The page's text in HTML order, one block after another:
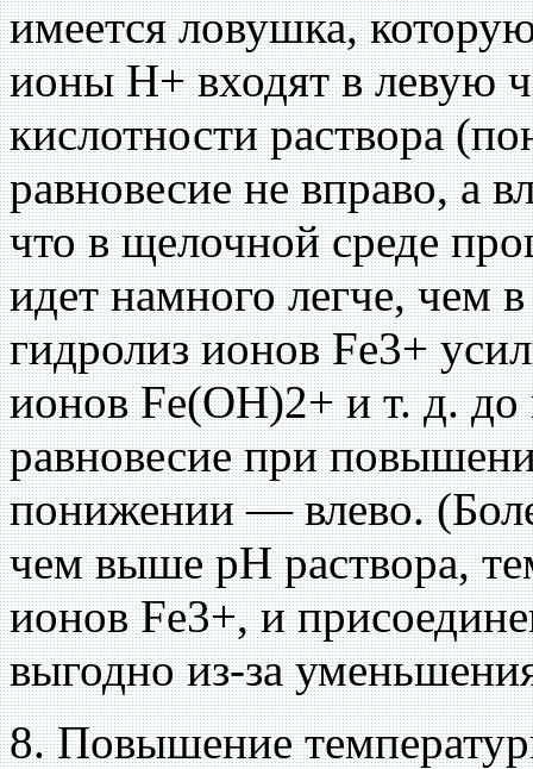
имеется ловушка,
ионы Н+ входят в левую
кислотности раствора
равновесие не вправо, а
что в щелочной среде
идет намного легче,
гидролиз ионов Fe3+
ионов Fe(OH)2+ и т. д.
равновесие при
понижении — влево.
чем выше рН раствора,
ионов Fe3+, и
выгодно из-за
8. Повышение